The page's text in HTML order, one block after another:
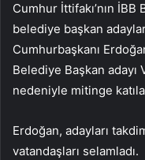
Cumhur İttifakı’nın
belediye başkan
Cumhurbaşkanı
Belediye Başkan adayı
nedeniyle mitinge
Erdoğan, adayları
vatandaşları selamladı.